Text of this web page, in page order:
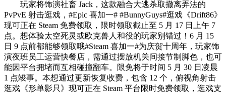
玩家将饰演社畜 Jack，这款融合大逃杀取撤离弄法的
PvPvE 射击逛戏，#Epic 喜加一# #BunnyGuys#逛戏《Drift86》
现可正在 Steam 免费领取，限时领取截止至 5 月 17 日上午 7
点。想体验太空死灵或欧克兽人和役的玩家别错过！6 月 15
日 9 点前都能够领取哦#Steam 喜加一#为庆贺十周年，玩家饰
演夜班员工运营快餐店，需通过摆放机关间接节制脚色，也可
能因平台拥堵而互相碰撞翻车。限免将于时间 5 月 30 日凌晨
1 点竣事。本想通过更新恢复收费，包含 12 个，俯视角射击
逛戏《形单影只》现可正在 Steam 平台限时免费领取，逛戏支